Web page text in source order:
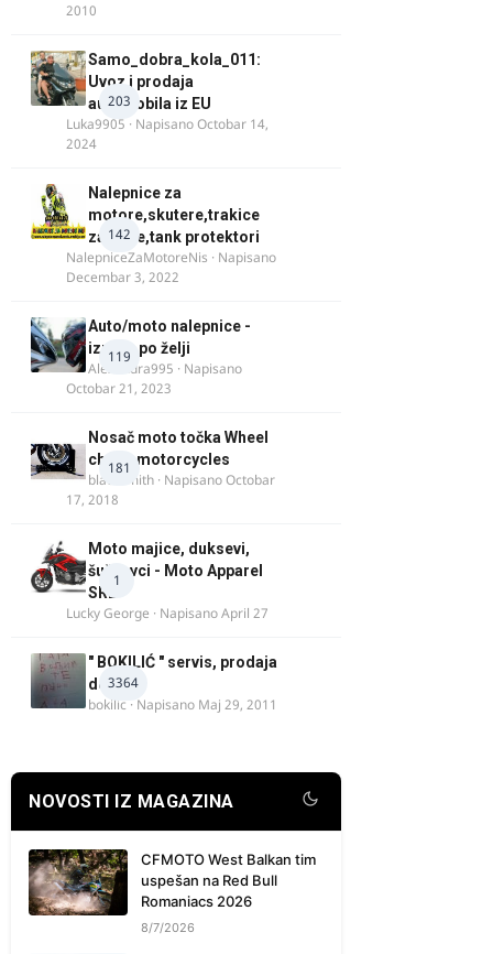
2010
203
Samo_dobra_kola_011:
Uvoz i prodaja
automobila iz EU
Luka9905 · NapisanoOctobar 14,
2024
142
Nalepnice za
motore,skutere,trakice
za felne,tank protektori
NalepniceZaMotoreNis · Napisano
Decembar 3, 2022
119
Auto/moto nalepnice -
izrada po želji
Alexandra995 · Napisano
Octobar 21, 2023
181
Nosač moto točka Wheel
chock motorcycles
blacksmith · NapisanoOctobar
17, 2018
1
Moto majice, duksevi,
šuškavci - Moto Apparel
SRB
Lucky George · NapisanoApril 27
3364
" BOKILIĆ " servis, prodaja
delova
bokilic · Napisano Maj 29, 2011
NOVOSTI IZ MAGAZINA
CFMOTO West Balkan tim
uspešan na Red Bull
Romaniacs 2026
8/7/2026